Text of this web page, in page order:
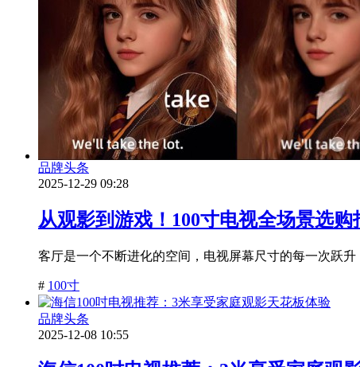
品牌头条
2025-12-29 09:28
从观影到游戏！100寸电视全场景选
客厅是一个不断进化的空间，电视屏幕尺寸的每一次跃
# 100寸
品牌头条
2025-12-08 10:55